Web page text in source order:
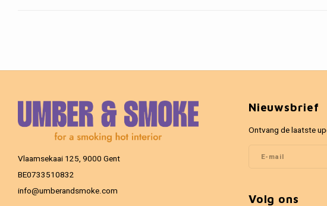
Vlaamsekaai 125, 9000 Gent
BE0733510832
info@umberandsmoke.com
Nieuwsbrief
Ontvang de laatste
Volg ons